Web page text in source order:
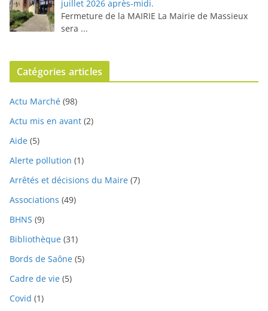
juillet 2026 après-midi.
Fermeture de la MAIRIE La Mairie de Massieux
sera ...
Catégories articles
Actu Marché (98)
Actu mis en avant (2)
Aide (5)
Alerte pollution (1)
Arrêtés et décisions du Maire (7)
Associations (49)
BHNS (9)
Bibliothèque (31)
Bords de Saône (5)
Cadre de vie (5)
Covid (1)